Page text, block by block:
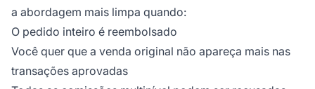
a abordagem mais limpa quando:
O pedido inteiro é reembolsado
Você quer que a venda original não apareça mais nas
transações aprovadas